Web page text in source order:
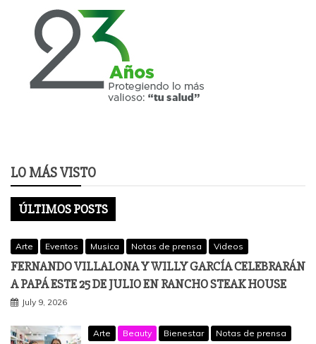
LO MÁS VISTO
ÚLTIMOS POSTS
Arte Eventos Musica Notas de prensa Videos
FERNANDO VILLALONA Y WILLY GARCÍA CELEBRARÁN
A PAPÁ ESTE 25 DE JULIO EN RANCHO STEAK HOUSE
July 9, 2026
Arte Beauty Bienestar Notas de prensa